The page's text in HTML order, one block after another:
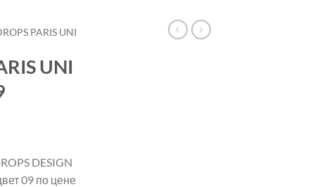
PARIS UNI
UNI
DESIGN
09 по цене